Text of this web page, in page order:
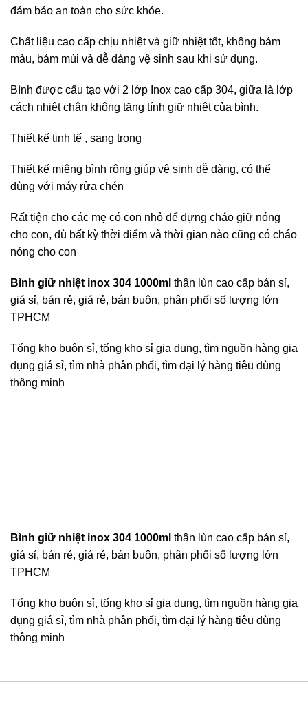
đảm bảo an toàn cho sức khỏe.
Chất liệu cao cấp chịu nhiệt và giữ nhiệt tốt, không bám
màu, bám mùi và dễ dàng vệ sinh sau khi sử dụng.
Bình được cấu tạo với 2 lớp Inox cao cấp 304, giữa là lớp
cách nhiệt chân không tăng tính giữ nhiệt của bình.
Thiết kế tinh tế , sang trọng
Thiết kế miệng bình rộng giúp vệ sinh dễ dàng, có thể
dùng với máy rửa chén
Rất tiện cho các mẹ có con nhỏ để đựng cháo giữ nóng
cho con, dù bất kỳ thời điểm và thời gian nào cũng có cháo
nóng cho con
Bình giữ nhiệt inox 304 1000ml thân lùn cao cấp bán sỉ,
giá sỉ, bán rẻ, giá rẻ, bán buôn, phân phối số lượng lớn
TPHCM
Tổng kho buôn sỉ, tổng kho sỉ gia dụng, tìm nguồn hàng gia
dụng giá sỉ, tìm nhà phân phối, tìm đại lý hàng tiêu dùng
thông minh
Bình giữ nhiệt inox 304 1000ml thân lùn cao cấp bán sỉ,
giá sỉ, bán rẻ, giá rẻ, bán buôn, phân phối số lượng lớn
TPHCM
Tổng kho buôn sỉ, tổng kho sỉ gia dụng, tìm nguồn hàng gia
dụng giá sỉ, tìm nhà phân phối, tìm đại lý hàng tiêu dùng
thông minh